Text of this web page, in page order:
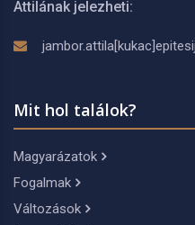
Attilának jelezheti:
Mit hol találok?
Magyarázatok
Fogalmak
Változások